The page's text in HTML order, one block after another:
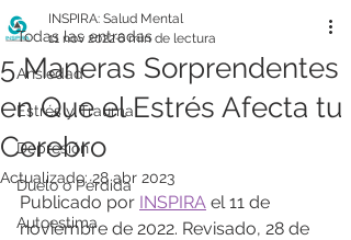
Todas las entradas
Ansiedad
Estrés y Trauma
Depresión
Duelo o Pérdida
Autoestima
5 Maneras Sorprendentes
en Que el Estrés Afecta tu
Cerebro
INSPIRA: Salud Mental
11 nov 20226 min de lectura
Actualizado:28 abr 2023
Publicado por INSPIRA el 11 de
noviembre de 2022. Revisado, 28 de